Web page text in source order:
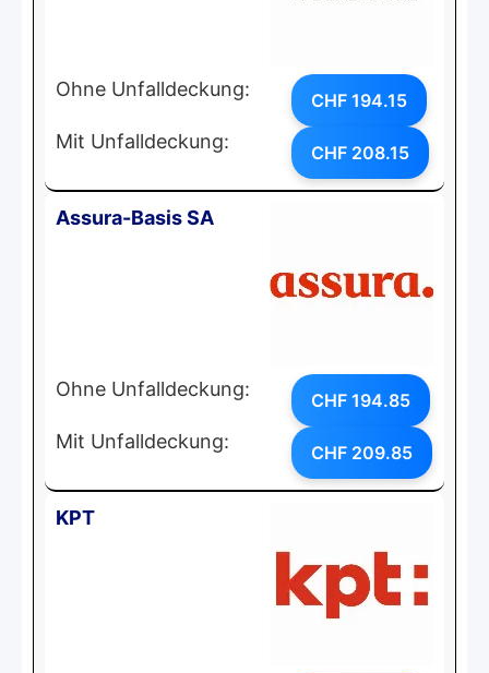
Ohne Unfalldeckung: CHF 194.15
Mit Unfalldeckung: CHF 208.15
Assura-Basis SA
Ohne Unfalldeckung: CHF 194.85
Mit Unfalldeckung: CHF 209.85
KPT